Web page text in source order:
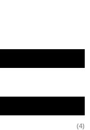
(4)